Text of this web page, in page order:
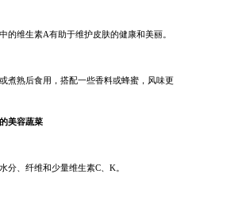
的维生素A有助于维护皮肤的健康和美丽。
煮熟后食用，搭配一些香料或蜂蜜，风味更
美容蔬菜
分、纤维和少量维生素C、K。